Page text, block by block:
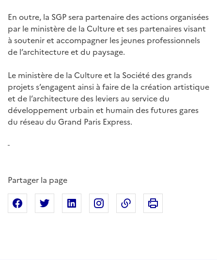
En outre, la SGP sera partenaire des actions organisées
par le ministère de la Culture et ses partenaires visant
à soutenir et accompagner les jeunes professionnels
de l’architecture et du paysage.
Le ministère de la Culture et la Société des grands
projets s’engagent ainsi à faire de la création artistique
et de l’architecture des leviers au service du
développement urbain et humain des futures gares
du réseau du Grand Paris Express.
Partager la page
Partager sur Facebook
Partager sur XPartager sur Linkedin
Partager sur Instagram
Copier dans le
Imprimer cette